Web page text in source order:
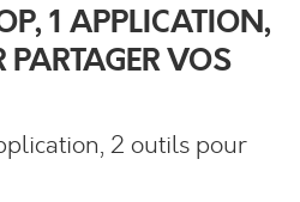
1 APPLICATION,
VOS
2 outils pour